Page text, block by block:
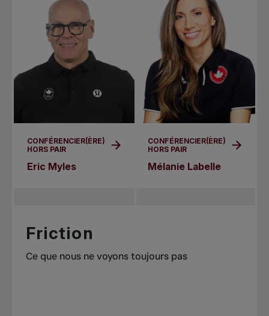
CONFÉRENCIER(ÈRE)
HORS PAIR
Eric Myles
CONFÉRENCIER(ÈRE)
HORS PAIR
Mélanie Labelle
Friction
Ce que nous ne voyons toujours pas